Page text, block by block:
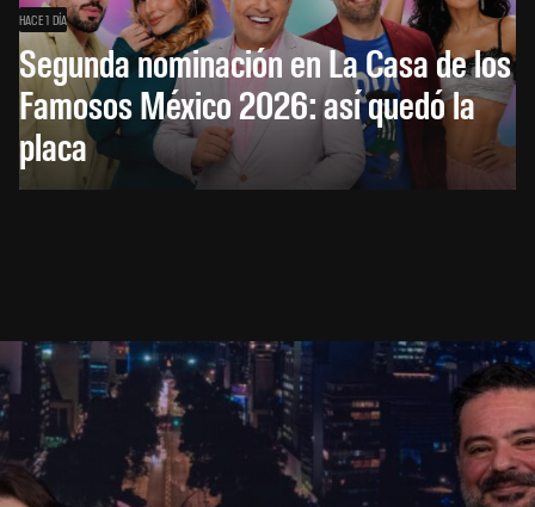
HACE 1 DÍA
Segunda nominación en La Casa de los
Famosos México 2026: así quedó la
placa